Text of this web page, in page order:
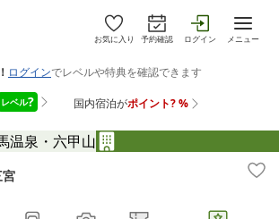
お気に入り 予約確認 ログイン メニュー
温泉・六甲山